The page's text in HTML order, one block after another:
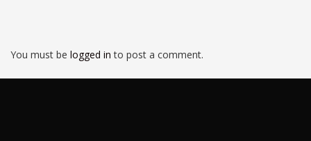
You must be logged into post a comment.